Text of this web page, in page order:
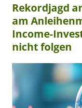
Rekordjagd
am
Income-
nicht folgen